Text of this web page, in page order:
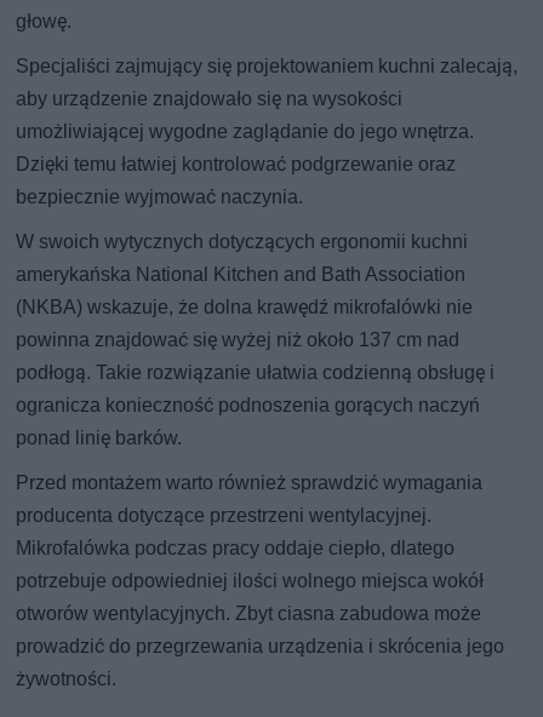
głowę.
Specjaliści zajmujący się projektowaniem kuchni zalecają,
aby urządzenie znajdowało się na wysokości
umożliwiającej wygodne zaglądanie do jego wnętrza.
Dzięki temu łatwiej kontrolować podgrzewanie oraz
bezpiecznie wyjmować naczynia.
W swoich wytycznych dotyczących ergonomii kuchni
amerykańska National Kitchen and Bath Association
(NKBA) wskazuje, że dolna krawędź mikrofalówki nie
powinna znajdować się wyżej niż około 137 cm nad
podłogą. Takie rozwiązanie ułatwia codzienną obsługę i
ogranicza konieczność podnoszenia gorących naczyń
ponad linię barków.
Przed montażem warto również sprawdzić wymagania
producenta dotyczące przestrzeni wentylacyjnej.
Mikrofalówka podczas pracy oddaje ciepło, dlatego
potrzebuje odpowiedniej ilości wolnego miejsca wokół
otworów wentylacyjnych. Zbyt ciasna zabudowa może
prowadzić do przegrzewania urządzenia i skrócenia jego
żywotności.